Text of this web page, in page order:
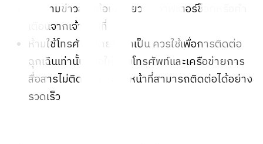
ติดตามข่าวสารข้อมูลเกี่ยวกับอาฟเตอร์ช็อกหรือคำ
เตือนจากเจ้าหน้าที่
ห้ามใช้โทรศัพท์โดยไม่จำเป็น ควรใช้เพื่อการติดต่อ
ฉุกเฉินเท่านั้น เพื่อให้สายโทรศัพท์และเครือข่ายการ
สื่อสารไม่ติดขัด และเจ้าหน้าที่สามารถติดต่อได้อย่าง
รวดเร็ว